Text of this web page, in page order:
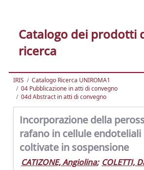
Catalogo dei prodotti
ricerca
IRIS
Catalogo Ricerca UNIROMA1
04 Pubblicazione in atti di convegno
04d Abstract in atti di convegno
Incorporazione della
rafano in cellule
coltivate in sospensione
CATIZONE, Angiolina; COLETTI,